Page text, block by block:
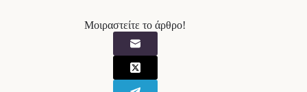
Μοιραστείτε το άρθρο!